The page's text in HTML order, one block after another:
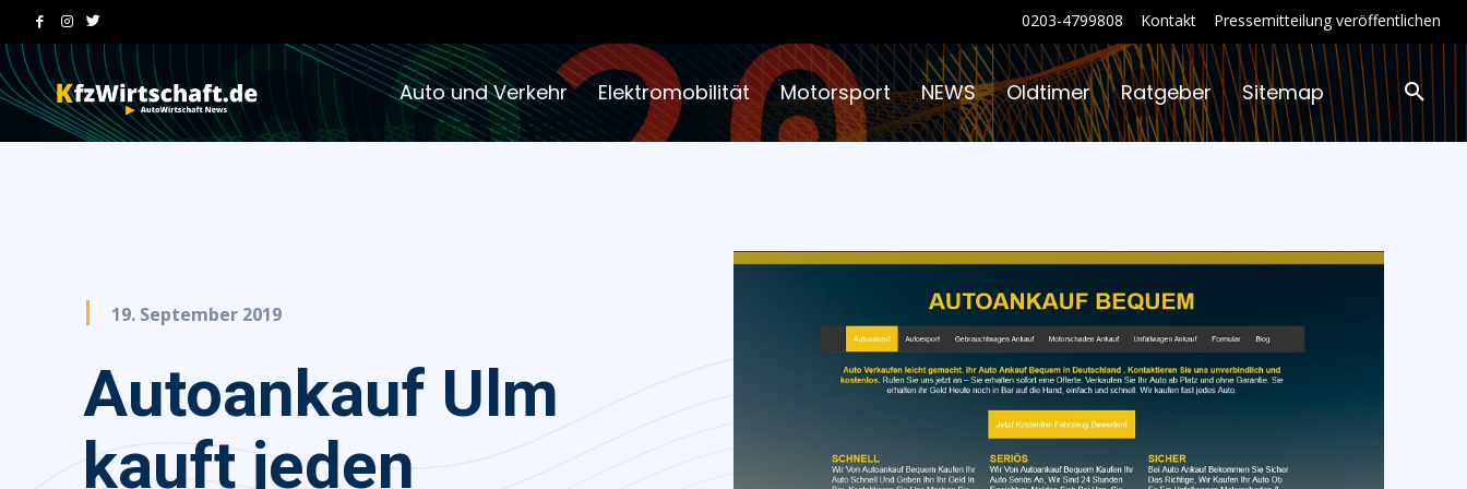
0203-4799808 Kontakt Pressemitteilung veröffentlichen
Auto und Verkehr Elektromobilität Motorsport NEWS Oldtimer Ratgeber Sitemap
19. September 2019
Autoankauf Ulm
kauft jeden